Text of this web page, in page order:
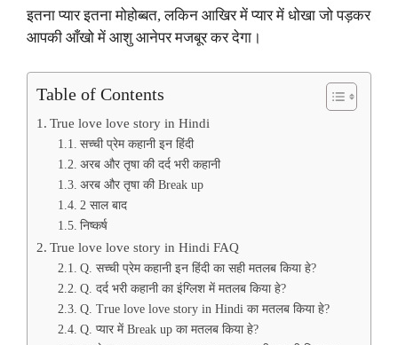
इतना प्यार इतना मोहोब्बत, लकिन आखिर में प्यार में धोखा जो पड़कर
आपकी आँखो में आशु आनेपर मजबूर कर देगा।
Table of Contents
True love love story in Hindi
सच्ची प्रेम कहानी इन हिंदी
अरब और तृषा की दर्द भरी कहानी
अरब और तृषा की Break up
2 साल बाद
निष्कर्ष
True love love story in Hindi FAQ
Q. सच्ची प्रेम कहानी इन हिंदी का सही मतलब किया हे?
Q. दर्द भरी कहानी का इंग्लिश में मतलब किया हे?
Q. True love love story in Hindi का मतलब किया हे?
Q. प्यार में Break up का मतलब किया हे?